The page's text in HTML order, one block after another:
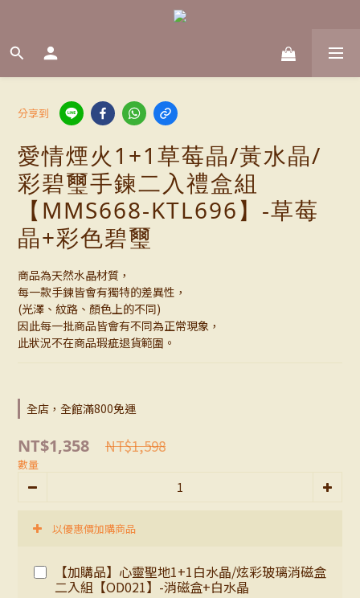
分享到
愛情煙火1+1草莓晶/黃水晶/
彩碧璽手鍊二入禮盒組
【MMS668-KTL696】-草莓
晶+彩色碧璽
商品為天然水晶材質，
每一款手鍊皆會有獨特的差異性，
(光澤、紋路、顏色上的不同)
因此每一批商品皆會有不同為正常現象，
此狀況不在商品瑕疵退貨範圍。
全店，全館滿800免運
NT$1,358 NT$1,598
數量
以優惠價加購商品
【加購品】心靈聖地1+1白水晶/炫彩玻璃消磁盒
二入組【OD021】-消磁盒+白水晶